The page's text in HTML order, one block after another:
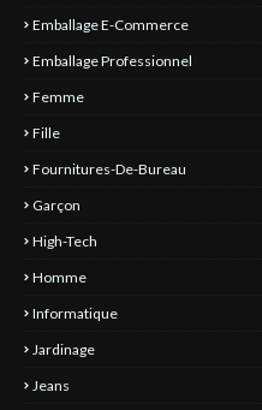
Emballage E-Commerce
Emballage Professionnel
Femme
Fille
Fournitures-De-Bureau
Garçon
High-Tech
Homme
Informatique
Jardinage
Jeans